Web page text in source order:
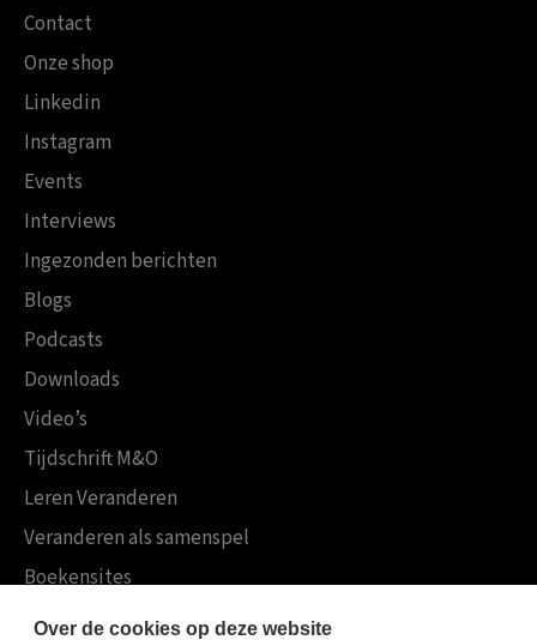
Contact
Onze shop
Linkedin
Instagram
Events
Interviews
Ingezonden berichten
Blogs
Podcasts
Downloads
Video’s
Tijdschrift M&O
Leren Veranderen
Veranderen als samenspel
Boekensites
Koninklijke Boom uitgevers
Over de cookies op deze website